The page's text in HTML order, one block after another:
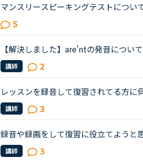
マンスリースピーキングテストについ
お手本と比べて凄く声が小さいです。
ていないのかが分かりません。皆さ...
5
【解決しました】are'ntの発音につい
tの発音がカタカナにするの難しいです
て感じで発音されていて真似して...
講師 2
レッスンを録音して復習されてる方に
音して何度も繰り返しトレーニングし
には効果があると聞きますが、レッ...
講師 3
録音や録画をして復習に役立てようと
うに録画や録音をしていますか？
講師 3